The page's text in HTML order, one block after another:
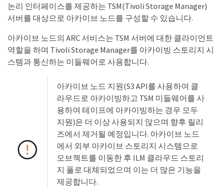
논리 인터페이스를 제공하는 TSM(Tivoli Storage Manager)
서버를 대상으로 아카이브 노드를 구성할 수 있습니다.
아카이브 노드의 ARC 서비스는 TSM 서버에 대한 클라이언트
역할을 하며 Tivoli Storage Manager를 아카이빙 스토리지 시
스템과 통신하는 미들웨어로 사용합니다.
아카이브 노드 지원(S3 API를 사용하여 클
라우드로 아카이빙하고 TSM 미들웨어를 사
용하여 테이프에 아카이빙하는 경우 모두
지원)은 더 이상 사용되지 않으며 향후 릴리
즈에서 제거될 예정입니다. 아카이브 노드
에서 외부 아카이브 스토리지 시스템으로
오브젝트를 이동한 후 ILM 클라우드 스토리
지 풀로 대체되었으며 이는 더 많은 기능을
제공합니다.